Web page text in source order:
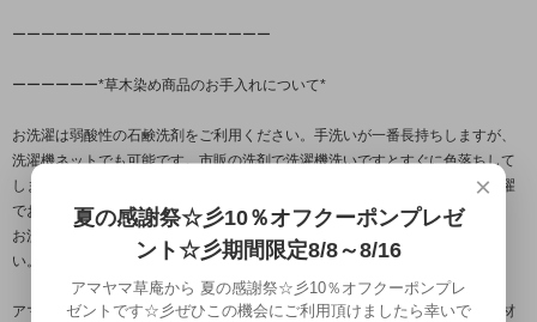
ーーーーーーーーーーーーーーーーーー
ーーーーーー*草木染め商品のお手入れについて*
お洗濯は弱酸性の石鹸洗剤をご利用ください。手洗いが一番長持ちしますが、
洗濯機ネットでも可能です。市販の洗剤で洗濯機洗いですとすぐに色落ちして
しまう恐れがありますのでご注意ください。体に優しく地球にやさしいお洗濯
でお願いいたします。
お洗濯後は、日陰干しで乾燥させてください。乾燥機は使用しないでくださ
い。衣服を傷めます。
アマヤマ草庵の草木染めはすべてが手作業、ノーケミカル、すべてが天然素材
×
夏の感謝祭☆彡10％オフクーポンプレゼ
ント☆彡期間限定8/8～8/16
アマヤマ草庵から 夏の感謝祭☆彡10％オフクーポンプレ
ゼントです☆彡ぜひこの機会にご利用頂けましたら幸いで